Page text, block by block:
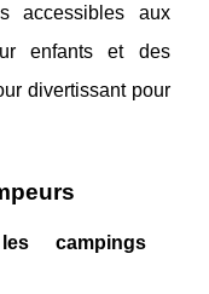
accessibles aux
enfants et des
divertissant pour
campings